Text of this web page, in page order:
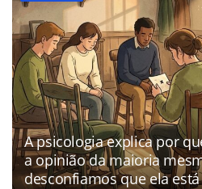
A psicologia explica por
a opinião da maioria
desconfiamos que ela